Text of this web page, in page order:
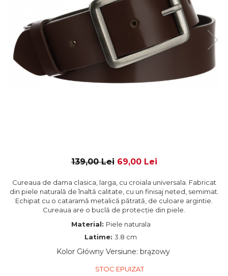
139,00 Lei 69,00 Lei
Cureaua de dama clasica, larga, cu croiala universala. Fabricat
din piele naturală de înaltă calitate, cu un finisaj neted, semimat.
Echipat cu o cataramă metalică pătrată, de culoare argintie.
Cureaua are o buclă de protecție din piele.
Material: Piele naturala
Latime: 3.8 cm
Kolor Główny Versiune: brązowy
STOC EPUIZAT